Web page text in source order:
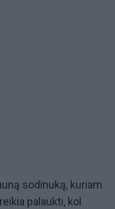
sodinuką, kuriam
palaukti, kol